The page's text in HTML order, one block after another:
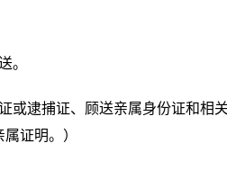
。
或逮捕证、顾送亲属身份证和相
证明。）